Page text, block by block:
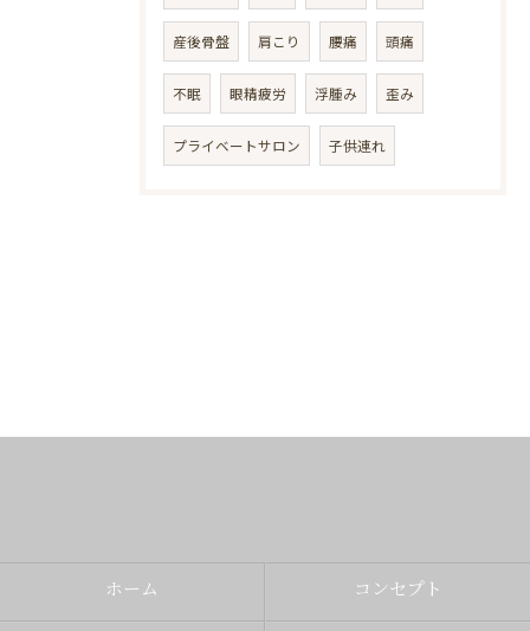
産後骨盤 肩こり 腰痛 頭痛
不眠 眼精疲労 浮腫み 歪み
プライベートサロン 子供連れ
ホーム コンセプト